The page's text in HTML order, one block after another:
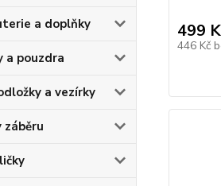
a doplňky
a pouzdra
a vezírky
499
446 Kč